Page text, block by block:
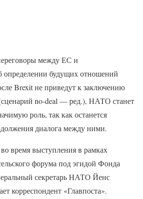
между ЕС и
определении будущих отношений
Brexit не приведут к заключению
no-deal — ред.), НАТО станет
роль, так как останется
диалога между ними.
время выступления в рамках
форума под эгидой Фонда
секретарь НАТО Йенс
корреспондент «Главпоста».